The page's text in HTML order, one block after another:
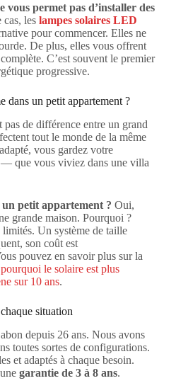
vous permet pas d’installer des
cas, les lampes solaires LED
pour commencer. Elles ne
De plus, elles vous offrent
C’est souvent le premier
progressive.
dans un petit appartement ?
de différence entre un grand
tout le monde de la même
vous gardez votre
— que vous viviez dans une villa
petit appartement ? Oui,
grande maison. Pourquoi ?
Un système de taille
son coût est
pouvez en savoir plus sur la
pourquoi le solaire est plus
sur 10 ans.
situation
depuis 26 ans. Nous avons
toutes sortes de configurations.
et adaptés à chaque besoin.
garantie de 3 à 8 ans.